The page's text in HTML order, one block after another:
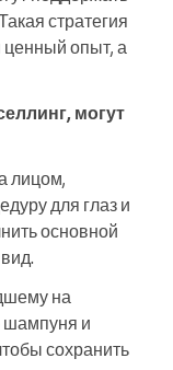
стратегия
опыт, а
могут
лицом,
для глаз и
основной
на
шампуня и
сохранить